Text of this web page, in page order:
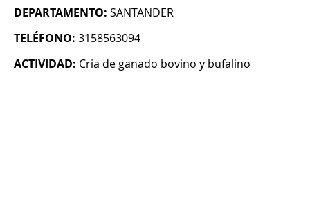
DEPARTAMENTO: SANTANDER
TELÉFONO: 3158563094
ACTIVIDAD: Cria de ganado bovino y bufalino